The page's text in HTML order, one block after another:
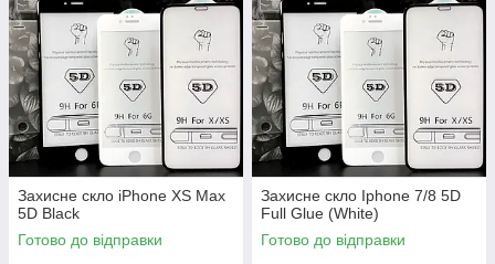
Захисне скло iPhone XS Max
5D Black
Готово до відправки
Захисне скло Iphone 7/8 5D
Full Glue (White)
Готово до відправки